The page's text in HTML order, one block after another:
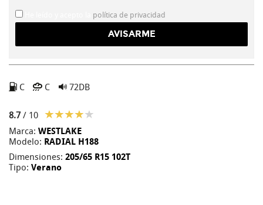
política de privacidad
C C 72DB
8.7/ 10
Marca: WESTLAKE
Modelo: RADIAL H188
Dimensiones: 205/65 R15 102T
Tipo: Verano